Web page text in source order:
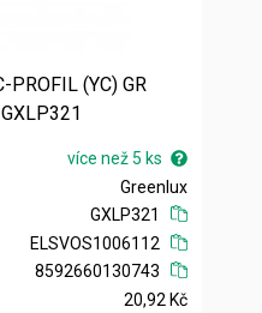
PROFIL (YC) GR
více než 5 ks
Greenlux
GXLP321
ELSVOS1006112
8592660130743
20,92 Kč